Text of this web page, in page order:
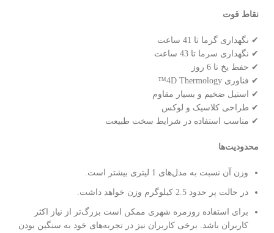
نقاط قوت
✔ نگهداری گرما تا 41 ساعت
✔ نگهداری سرما تا 43 ساعت
✔ حفظ یخ تا 6 روز
✔ فناوری 4D Thermology™
✔ استیل ضخیم و بسیار مقاوم
✔ طراحی کلاسیک و لوکس
✔ مناسب استفاده در شرایط سخت طبیعت
محدودیت‌ها
وزن آن نسبت به مدل‌های 1 لیتری بیشتر است.
در حالت پر حدود 2.5 کیلوگرم وزن خواهد داشت.
برای استفاده روزمره شهری ممکن است بزرگ‌تر از نیاز اکثر
کاربران باشد. برخی کاربران نیز در تجربه‌های خود به سنگین بودن